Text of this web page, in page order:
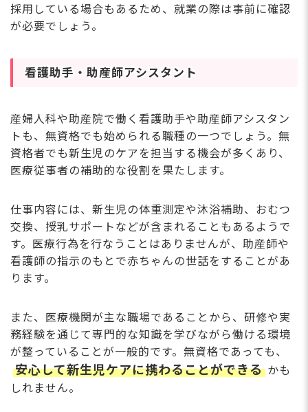
採用している場合もあるため、就業の際は事前に確認
が必要でしょう。
看護助手・助産師アシスタント
産婦人科や助産院で働く看護助手や助産師アシスタン
トも、無資格でも始められる職種の一つでしょう。無
資格者でも新生児のケアを担当する機会が多くあり、
医療従事者の補助的な役割を果たします。
仕事内容には、新生児の体重測定や沐浴補助、おむつ
交換、授乳サポートなどが含まれることもあるようで
す。医療行為を行なうことはありませんが、助産師や
看護師の指示のもとで赤ちゃんの世話をすることがあ
ります。
また、医療機関が主な職場であることから、研修や実
務経験を通じて専門的な知識を学びながら働ける環境
が整っていることが一般的です。無資格であっても、
安心して新生児ケアに携わることができる かも
しれません。